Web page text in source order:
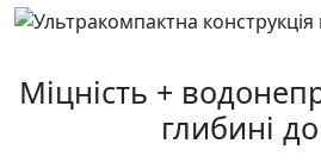
Міцність +
глибині